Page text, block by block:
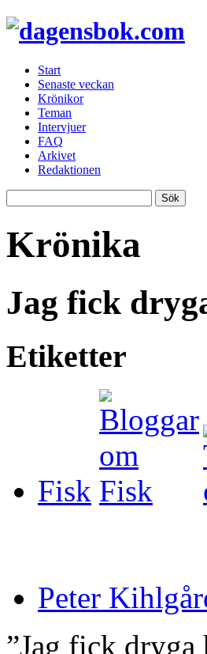
Start
Senaste veckan
Krönikor
Teman
Intervjuer
FAQ
Arkivet
Redaktionen
Krönika
Jag fick
Etiketter
Fisk
Peter
”Jag fick dryga